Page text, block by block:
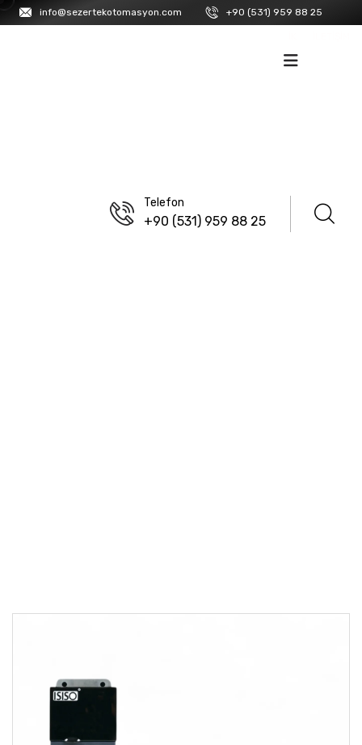
info@sezertekotomasyon.com +90 (531) 959 88 25
Telefon
+90 (531) 959 88 25